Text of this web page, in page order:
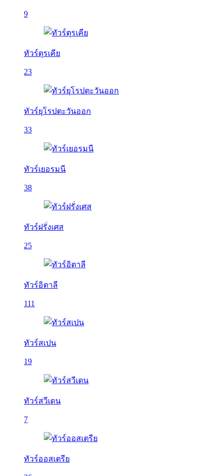
9
ทัวร์ตุรเคีย
23
ทัวร์ยุโรปตะวันออก
33
ทัวร์เยอรมนี
38
ทัวร์ฝรั่งเศส
25
ทัวร์อิตาลี
111
ทัวร์สเปน
19
ทัวร์สวีเดน
7
ทัวร์ออสเตรีย